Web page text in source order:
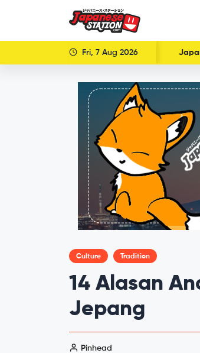
Fri, 7 Aug 2026
Culture Tradition
14 Alasan
Jepang
Pinhead